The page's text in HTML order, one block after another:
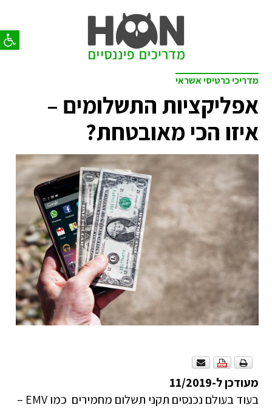
פתח
מדריכי כרטיסי אשראי
אפליקציות התשלומים –
איזו הכי מאובטחת?
מעודכן ל-11/2019
בעוד בעולם נכנסים תקני תשלום מחמירים כמו EMV –